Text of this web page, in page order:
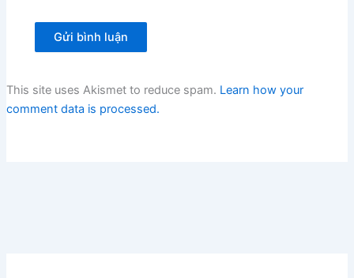
This site uses Akismet to reduce spam. Learn how your
comment data is processed.